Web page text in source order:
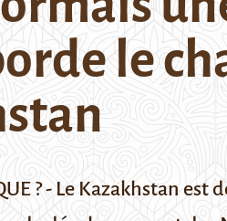
le
? - Le Kazakhstan